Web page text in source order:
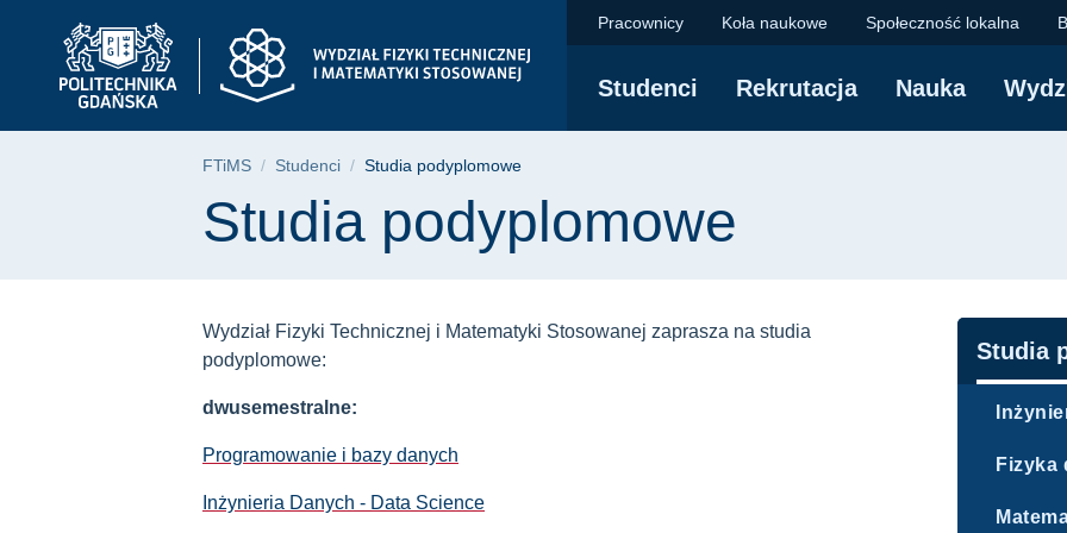
głównego
wyszukiwarki
Studia podyplomowe | FTiMS -
Pracownicy Koła naukowe Społeczność lokalna
Studenci Rekrutacja Nauka
Ścieżka nawigacyjna
FTiMS Studenci Studia podyplomowe
Treść strony
Studia podyplomowe
Wydział Fizyki Technicznej i Matematyki Stosowanej zaprasza na studia
podyplomowe:
dwusemestralne:
Programowanie i bazy danych
Inżynieria Danych - Data Science
Studia
Fizyka